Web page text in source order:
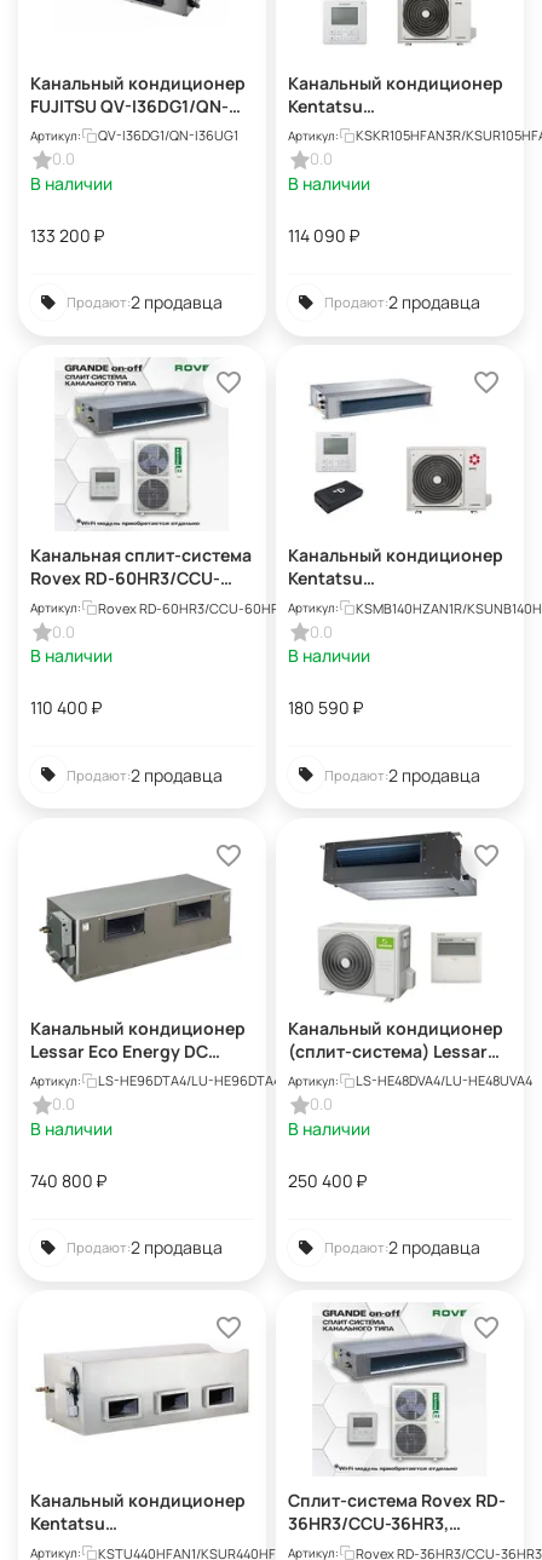
Канальный кондиционер
FUJITSU QV-I36DG1/QN-
I36UG1
Артикул: QV-I36DG1/QN-I36UG1
0.0
В наличии
133 200 ₽
Продают:2 продавца
Канальный кондиционер
Kentatsu
KSKR105HFAN3R/KSUR105
HFAN3L, до 100 кв.м,
осушение, таймер
Артикул: KSKR105HFAN3R/
0.0
В наличии
114 090 ₽
Продают:2 продавца
Канальная сплит-система
Rovex RD-60HR3/CCU-
60HR3
Артикул: Rovex RD-60HR3/CCU-60HR3
0.0
В наличии
110 400 ₽
Продают:2 продавца
Канальный кондиционер
Kentatsu
KSMB140HZAN1R/KSUNB14
0HZAN3
Артикул: KSMB140HZAN1R/
0.0
В наличии
180 590 ₽
Продают:2 продавца
Канальный кондиционер
Lessar Eco Energy DC
Inverter LS-HE96DTA4/LU-
HE96DTA4
Артикул: LS-HE96DTA4/LU-HE96DTA4
0.0
В наличии
740 800 ₽
Продают:2 продавца
Канальный кондиционер
(сплит-система) Lessar
LS-HE48DVA4 / LU-
HE48UVA4
Артикул: LS-HE48DVA4/LU-HE48UVA4
0.0
В наличии
250 400 ₽
Продают:2 продавца
Канальный кондиционер
Kentatsu
KSTU440HFAN1/KSUR440H
Артикул: KSTU440HFAN1/KSUR440HFAN3
Сплит-система Rovex RD-
36HR3/CCU-36HR3,
канальная, площадь
Артикул: Rovex RD-36HR3/CCU-36HR3